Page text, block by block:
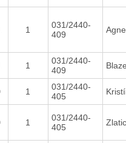
1
031/2440-
409
1
031/2440-
409
1
031/2440-
405
1
031/2440-
405